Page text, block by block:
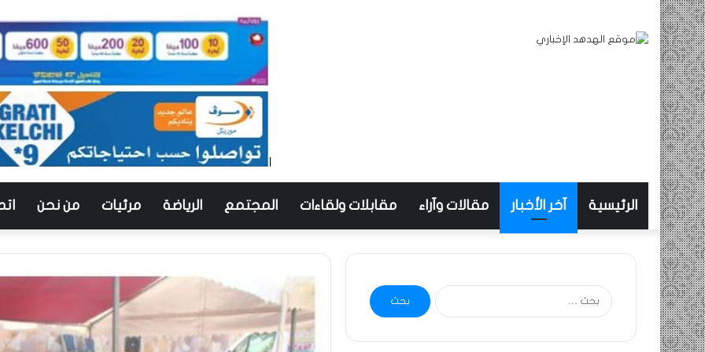
الرئيسية آخر الأخبار مقالات وآراء مقابلات ولقاءات المجتمع الرياضة مرئيات من نحن
البحث
عن: